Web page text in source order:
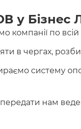
у Бізнес
по всій
в чергах,
систему
нам